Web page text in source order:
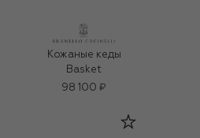
Кожаные кеды
Basket
98 100 ₽